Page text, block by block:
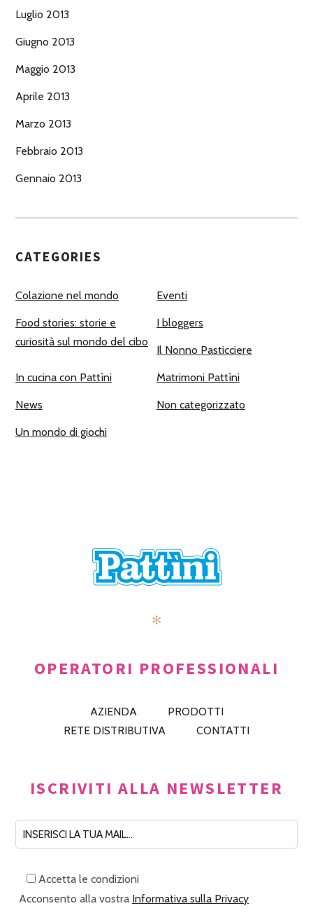
Luglio 2013
Giugno 2013
Maggio 2013
Aprile 2013
Marzo 2013
Febbraio 2013
Gennaio 2013
CATEGORIES
Colazione nel mondo Eventi
Food stories: storie e
curiosità sul mondo del cibo
I bloggers
Il Nonno Pasticciere
In cucina con Pattìni Matrimoni Pattìni
News Non categorizzato
Un mondo di giochi
✻
OPERATORI PROFESSIONALI
AZIENDA
PRODOTTI
RETE DISTRIBUTIVA
CONTATTI
ISCRIVITI ALLA NEWSLETTER
Accetta le condizioni
Acconsento alla vostra Informativa sulla Privacy